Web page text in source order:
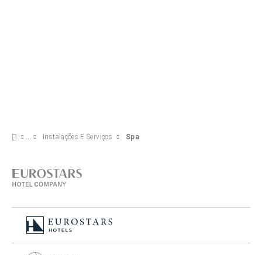
Instalações E Serviços Spa